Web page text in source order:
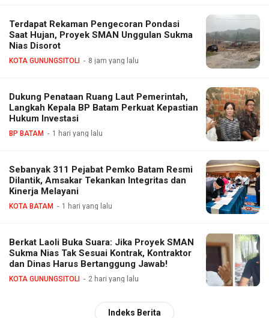
Terdapat Rekaman Pengecoran Pondasi
Saat Hujan, Proyek SMAN Unggulan Sukma
Nias Disorot
KOTA GUNUNGSITOLI 8 jam yang lalu
Dukung Penataan Ruang Laut Pemerintah,
Langkah Kepala BP Batam Perkuat Kepastian
Hukum Investasi
BP BATAM 1 hari yang lalu
Sebanyak 311 Pejabat Pemko Batam Resmi
Dilantik, Amsakar Tekankan Integritas dan
Kinerja Melayani
KOTA BATAM 1 hari yang lalu
Berkat Laoli Buka Suara: Jika Proyek SMAN
Sukma Nias Tak Sesuai Kontrak, Kontraktor
dan Dinas Harus Bertanggung Jawab!
KOTA GUNUNGSITOLI 2 hari yang lalu
Indeks Berita